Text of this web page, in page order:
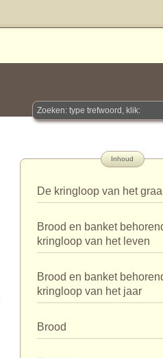
Inhoud
De kringloop van het
Brood en banket
kringloop van het leven
Brood en banket
kringloop van het jaar
Brood